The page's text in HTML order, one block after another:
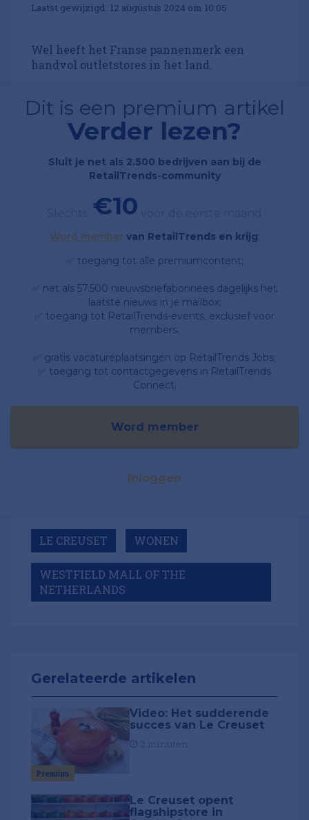
Laatst gewijzigd: 12 augustus 2024 om 10:05
Wel heeft het Franse pannenmerk een
handvol outletstores in het land.
Dit is een premium artikel
Verder lezen?
Sluit je net als 2.500 bedrijven aan bij de
RetailTrends-community
€10
Word member van RetailTrends en krijg;
✅ toegang tot alle premiumcontent;
✅ net als 57.500 nieuwsbriefabonnees dagelijks het
laatste nieuws in je mailbox;
✅ toegang tot RetailTrends-events, exclusief voor
members.
✅ gratis vacatureplaatsingen op RetailTrends Jobs;
✅ toegang tot contactgegevens in RetailTrends
Connect.
Word member
Inloggen
LE CREUSET WONEN
WESTFIELD MALL OF THE
NETHERLANDS
Gerelateerde artikelen
Premium
Video: Het sudderende
succes van Le Creuset
Le Creuset opent
flagshipstore in